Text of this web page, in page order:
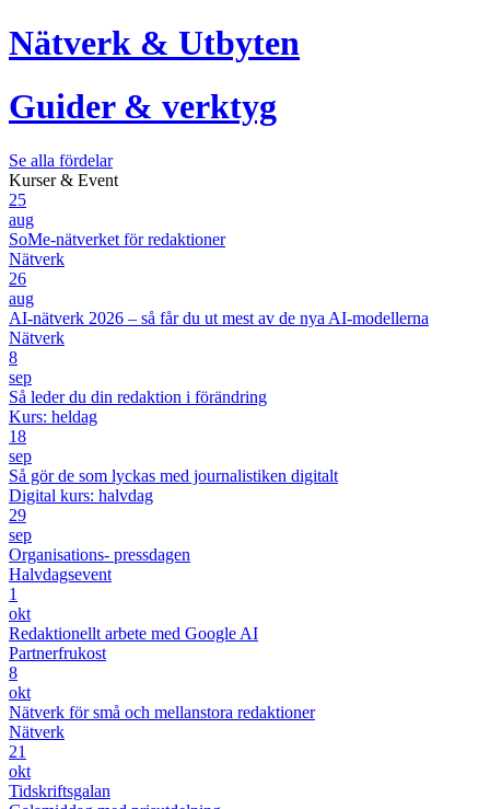
Nätverk & Utbyten
Guider & verktyg
Se alla fördelar
Kurser & Event
25
aug
SoMe-nätverket för redaktioner
Nätverk
26
aug
AI-nätverk 2026 – så får du ut mest av de nya AI-modellerna
Nätverk
8
sep
Så leder du din redaktion i förändring
Kurs: heldag
18
sep
Så gör de som lyckas med journalistiken digitalt
Digital kurs: halvdag
29
sep
Organisations- pressdagen
Halvdagsevent
1
okt
Redaktionellt arbete med Google AI
Partnerfrukost
8
okt
Nätverk för små och mellanstora redaktioner
Nätverk
21
okt
Tidskriftsgalan